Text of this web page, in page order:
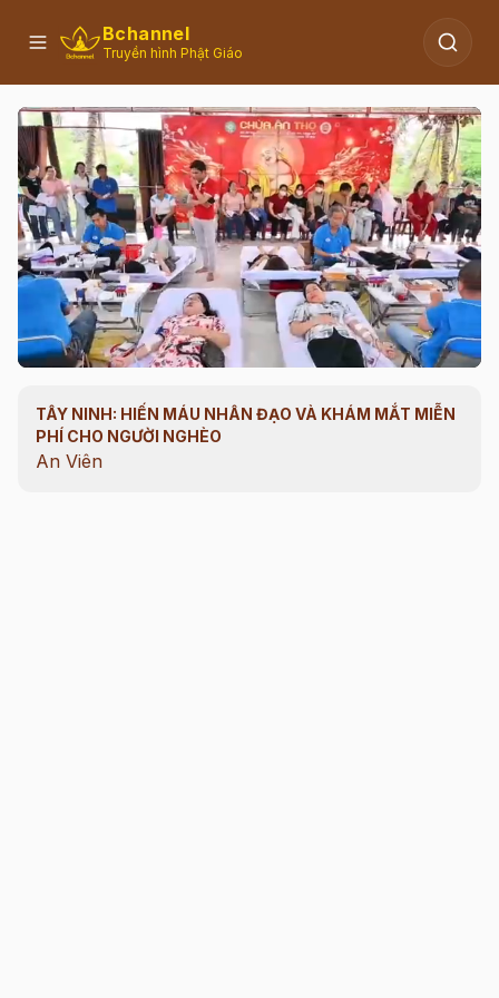
Bchannel
Truyền hình Phật Giáo
00:08/00:30
TÂY NINH: HIẾN MÁU NHÂN ĐẠO VÀ KHÁM MẮT MIỄN
PHÍ CHO NGƯỜI NGHÈO
An Viên